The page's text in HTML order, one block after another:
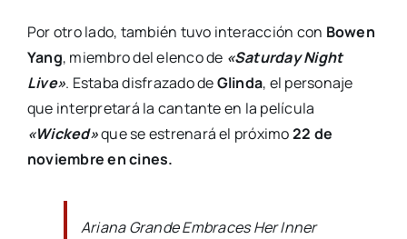
Por otro lado, también tuvo interacción con Bowen
Yang, miembro del elenco de «Saturday Night
Live». Estaba disfrazado deGlinda, el personaje
que interpretará la cantante en la película
«Wicked»que se estrenará el próximo22 de
noviembre en cines.
Ariana Grande Embraces Her Inner